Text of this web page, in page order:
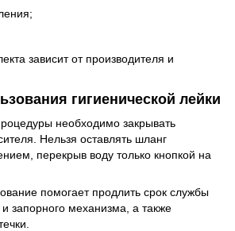
зависит от производителя и
гигиенической лейки
необходимо закрывать
Нельзя оставлять шланг
перекрыв воду только кнопкой на
помогает продлить срок службы
запорного механизма, а также